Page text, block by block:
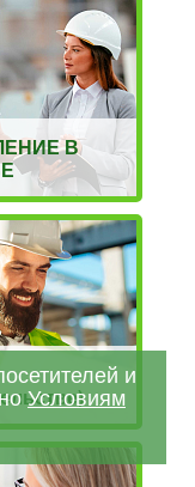
В
и
Условиям